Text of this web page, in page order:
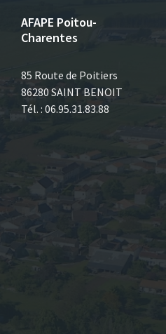
AFAPE Poitou-
Charentes
85 Route de Poitiers
86280 SAINT BENOIT
Tél. : 06.95.31.83.88